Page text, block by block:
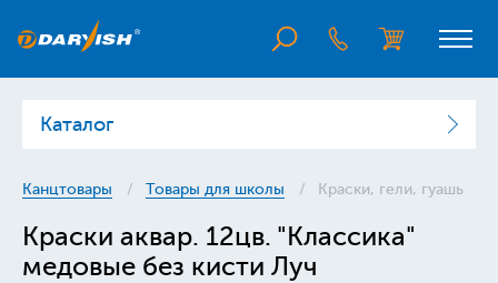
Каталог
Канцтовары Товары для школы Краски, гели, гуашь
Краски аквар. 12цв. "Классика"
медовые без кисти Луч